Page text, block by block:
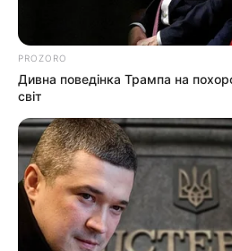
Без рубрики
Гарячi
Культура
Нам пишуть
PROZORO
Дивна поведінка Трампа на
світ